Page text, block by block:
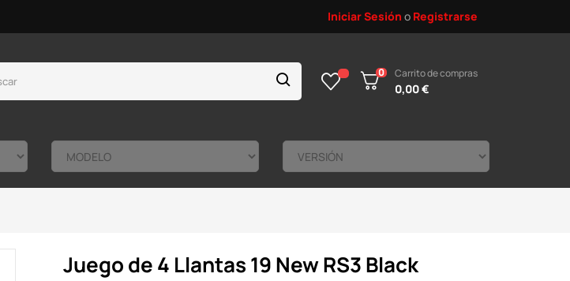
Iniciar Sesión o Registrarse
0 Carrito de compras
0,00 €
Juego de 4 Llantas 19 New RS3 Black